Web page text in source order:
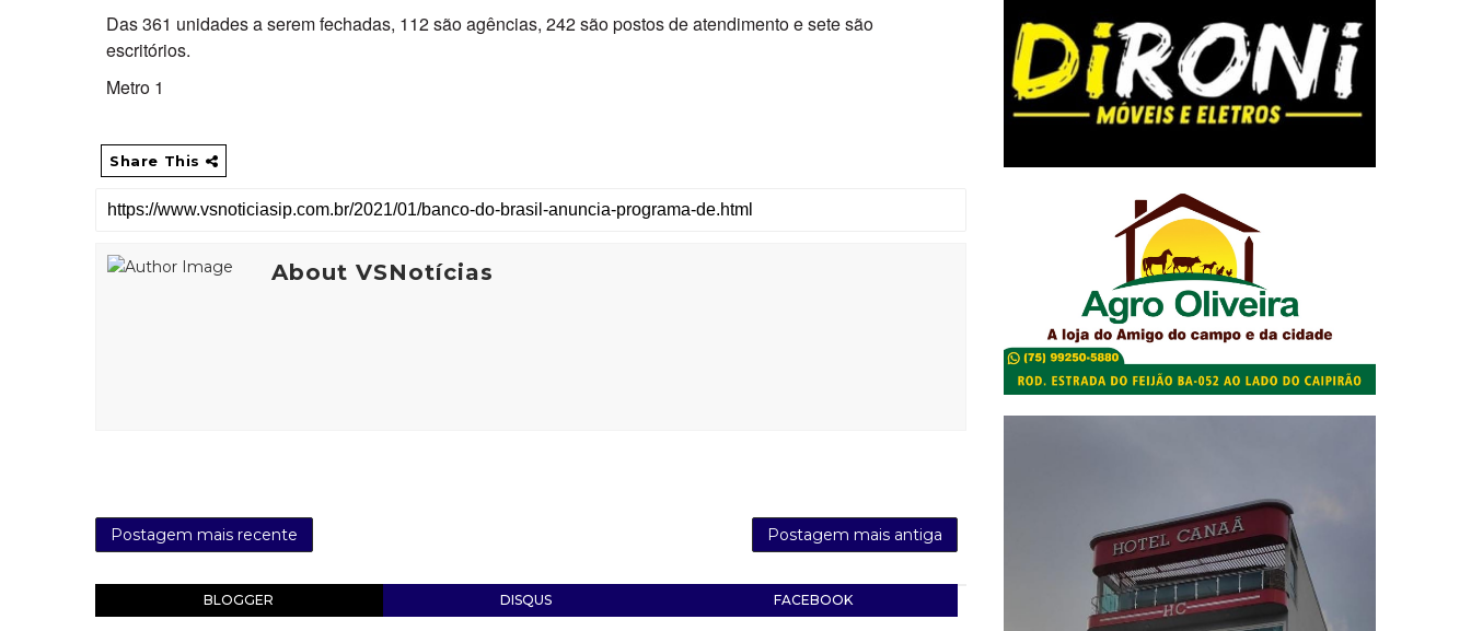
Das 361 unidades a serem fechadas, 112 são agências, 242 são postos de atendimento e sete são
escritórios.
Metro 1
Share This
About VSNotícias
Postagem mais recente Postagem mais antiga
BLOGGER DISQUS FACEBOOK